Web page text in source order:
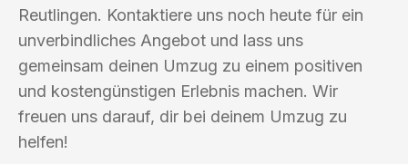
Reutlingen. Kontaktiere uns noch heute für ein
unverbindliches Angebot und lass uns
gemeinsam deinen Umzug zu einem positiven
und kostengünstigen Erlebnis machen. Wir
freuen uns darauf, dir bei deinem Umzug zu
helfen!